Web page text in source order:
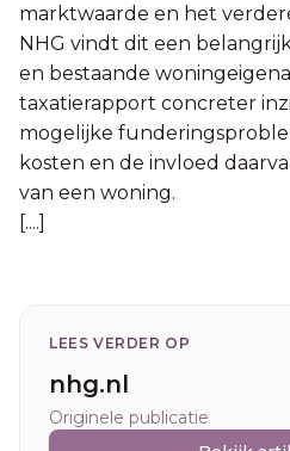
marktwaarde en het
NHG vindt dit een
en bestaande
taxatierapport concreter
mogelijke
kosten en de invloed
van een woning.
[....]
LEES VERDER OP
nhg.nl
Originele publicatie